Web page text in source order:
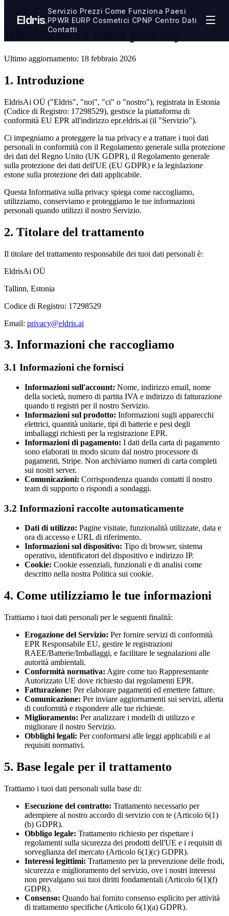
Vai al contenuto principale
Eldris.
Servizio Prezzi Come Funziona Paesi
PPWR EURP Cosmetici CPNP Centro Dati
Contatti
Informativa sulla privacy
Ultimo aggiornamento: 18 febbraio 2026
1. Introduzione
EldrisAi OÜ ("Eldris", "noi", "ci" o "nostro"), registrata in Estonia
(Codice di Registro: 17298529), gestisce la piattaforma di
conformità EU EPR all'indirizzo epr.eldris.ai (il "Servizio").
Ci impegniamo a proteggere la tua privacy e a trattare i tuoi dati
personali in conformità con il Regolamento generale sulla protezione
dei dati del Regno Unito (UK GDPR), il Regolamento generale
sulla protezione dei dati dell'UE (EU GDPR) e la legislazione
estone sulla protezione dei dati applicabile.
Questa Informativa sulla privacy spiega come raccogliamo,
utilizziamo, conserviamo e proteggiamo le tue informazioni
personali quando utilizzi il nostro Servizio.
2. Titolare del trattamento
Il titolare del trattamento responsabile dei tuoi dati personali è:
EldrisAi OÜ
Tallinn, Estonia
Codice di Registro: 17298529
Email: privacy@eldris.ai
3. Informazioni che raccogliamo
3.1 Informazioni che fornisci
Informazioni sull'account: Nome, indirizzo email, nome
della società, numero di partita IVA e indirizzo di fatturazione
quando ti registri per il nostro Servizio.
Informazioni sul prodotto: Informazioni sugli apparecchi
elettrici, quantità unitarie, tipi di batterie e pesi degli
imballaggi richiesti per la registrazione EPR.
Informazioni di pagamento: I dati della carta di pagamento
sono elaborati in modo sicuro dal nostro processore di
pagamenti, Stripe. Non archiviamo numeri di carta completi
sui nostri server.
Comunicazioni: Corrispondenza quando contatti il nostro
team di supporto o rispondi a sondaggi.
3.2 Informazioni raccolte automaticamente
Dati di utilizzo: Pagine visitate, funzionalità utilizzate, data e
ora di accesso e URL di riferimento.
Informazioni sul dispositivo: Tipo di browser, sistema
operativo, identificatori del dispositivo e indirizzo IP.
Cookie: Cookie essenziali, funzionali e di analisi come
descritto nella nostra Politica sui cookie.
4. Come utilizziamo le tue informazioni
Trattiamo i tuoi dati personali per le seguenti finalità:
Erogazione del Servizio: Per fornire servizi di conformità
EPR Responsabile EU, gestire le registrazioni
RAEE/Batterie/Imballaggi, e facilitare le segnalazioni alle
autorità ambientali.
Conformità normativa: Agire come tuo Rappresentante
Autorizzato UE dove richiesto dai regolamenti EPR.
Fatturazione: Per elaborare pagamenti ed emettere fatture.
Comunicazione: Per inviare aggiornamenti sui servizi, allerta
di conformità e rispondere alle tue richieste.
Miglioramento: Per analizzare i modelli di utilizzo e
migliorare il nostro Servizio.
Obblighi legali: Per conformarsi alle leggi applicabili e ai
requisiti normativi.
5. Base legale per il trattamento
Trattiamo i tuoi dati personali sulla base di:
Esecuzione del contratto: Trattamento necessario per
adempiere al nostro accordo di servizio con te (Articolo 6(1)
(b) GDPR).
Obbligo legale: Trattamento richiesto per rispettare i
regolamenti sulla sicurezza dei prodotti dell'UE e i requisiti di
sorveglianza del mercato (Articolo 6(1)(c) GDPR).
Interessi legittimi: Trattamento per la prevenzione delle frodi,
sicurezza e miglioramento del servizio, ove i nostri interessi
non prevalgano sui tuoi diritti fondamentali (Articolo 6(1)(f)
GDPR).
Consenso: Quando hai fornito consenso esplicito per attività
di trattamento specifiche (Articolo 6(1)(a) GDPR).